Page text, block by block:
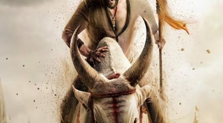
വേദിയെ ധന്യമാക്കി. ഐമാക്‌സിലാണ് ചിത്രം
ഒരുങ്ങുന്നത് എന്നതിനാല്‍ തന്നെ തിയേറ്ററുകളില്‍
ഗംഭീരമായ കാഴ്ചാനുഭൂതി
സമ്മാനിക്കുമെന്നുറപ്പാണ്.ബാഹുബലിയും ആർ ആർ
ആറും ഒരുക്കിയ രാജമൗലിയുടെ ബ്രഹ്മാണ്ഡ ചിത്രം
വാരണാസി 2027ൽ തിയേറ്ററുകളിലേക്കെത്തും. പി ആർ
ഓ ആൻഡ് മാർക്കറ്റിംഗ് സ്ട്രാറ്റജിസ്റ്റ് : പ്രതീഷ് ശേഖർ.